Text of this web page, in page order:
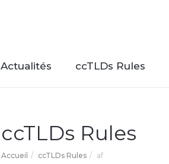
Actualités ccTLDs Rules
ccTLDs Rules
Accueil ccTLDs Rules af